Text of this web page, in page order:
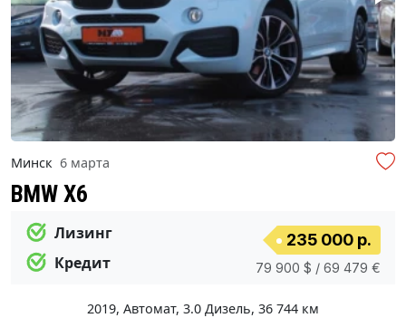
Минск 6 марта
BMW X6
Лизинг
Кредит
235 000 р.
79 900 $ / 69 479 €
2019, Автомат, 3.0 Дизель, 36 744 км